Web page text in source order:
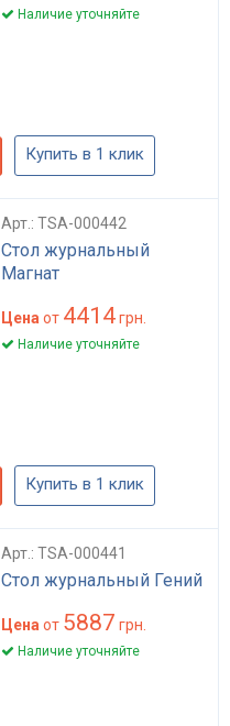
Наличие уточняйте
Купить в 1 клик
Арт.: TSA-000442
Стол журнальный
Магнат
Цена от 4414грн.
Наличие уточняйте
Купить в 1 клик
Арт.: TSA-000441
Стол журнальный Гений
Цена от 5887 грн.
Наличие уточняйте